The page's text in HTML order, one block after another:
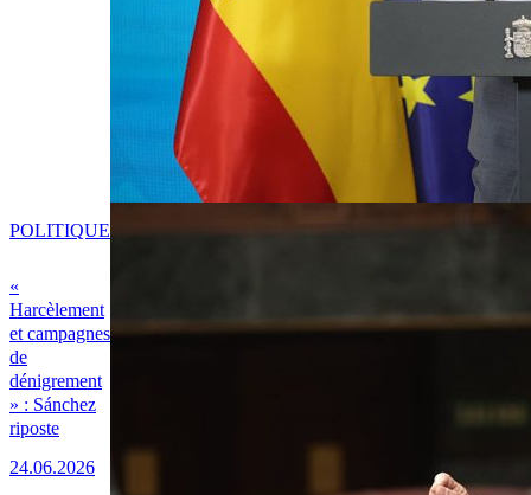
«
Harcèlement
et campagnes
de
dénigrement
» : Sánchez
riposte
24.06.2026
POLITIQUE